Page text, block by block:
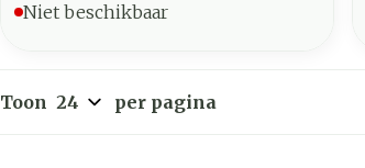
Niet beschikbaar
Toon per pagina